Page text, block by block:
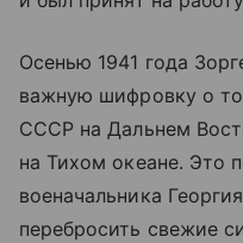
Осенью 1941 года
важную шифровку о
СССР на Дальнем
на Тихом океане. Это
военачальника
перебросить свежие